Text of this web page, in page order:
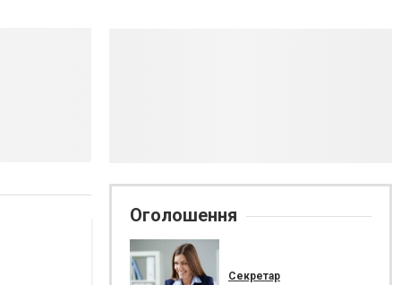
Оголошення
Секретар